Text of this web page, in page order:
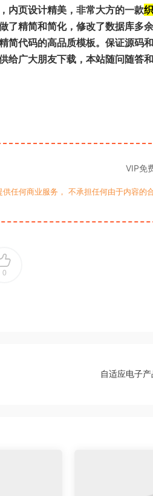
内页设计精美，非常大方的一款
了精简和简化，修改了数据库多
简代码的高品质模板。保证源码
广大朋友下载，本站随问随答和
VIP免
任何商业服务， 不承担任何由于内容的
0
自适应电子